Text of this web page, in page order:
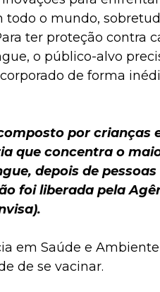
o mundo,
ter proteção contra
o público-alvo
de forma
por crianças
que concentra o
depois de
foi liberada pela
em Saúde e
de se vacinar.